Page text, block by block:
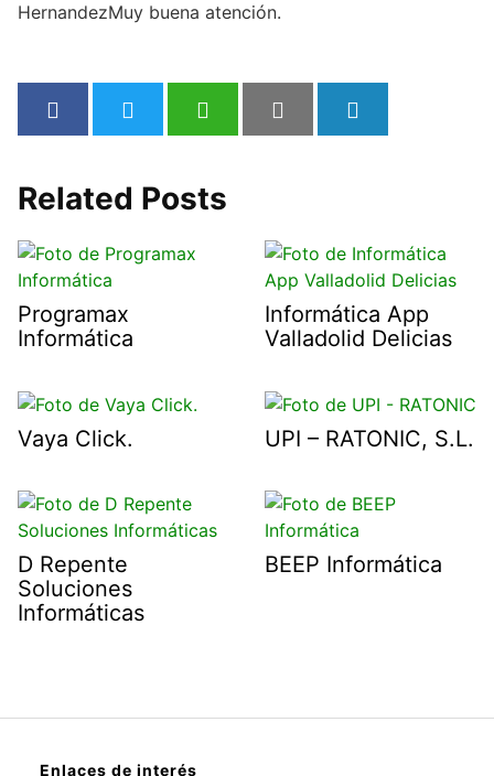
HernandezMuy buena atención.
Related Posts
Programax
Informática
Informática App
Valladolid Delicias
Vaya Click. UPI – RATONIC, S.L.
D Repente
Soluciones
Informáticas
BEEP Informática
Enlaces de interés